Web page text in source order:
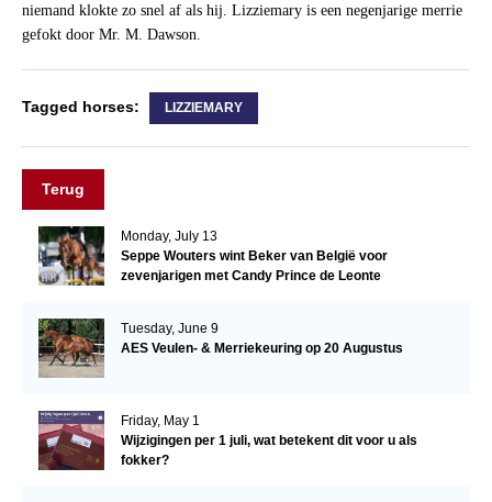
niemand klokte zo snel af als hij. Lizziemary is een negenjarige merrie
gefokt door Mr. M. Dawson.
Tagged horses: LIZZIEMARY
Terug
Monday, July 13
Seppe Wouters wint Beker van België voor
zevenjarigen met Candy Prince de Leonte
Tuesday, June 9
AES Veulen- & Merriekeuring op 20 Augustus
Friday, May 1
Wijzigingen per 1 juli, wat betekent dit voor u als
fokker?